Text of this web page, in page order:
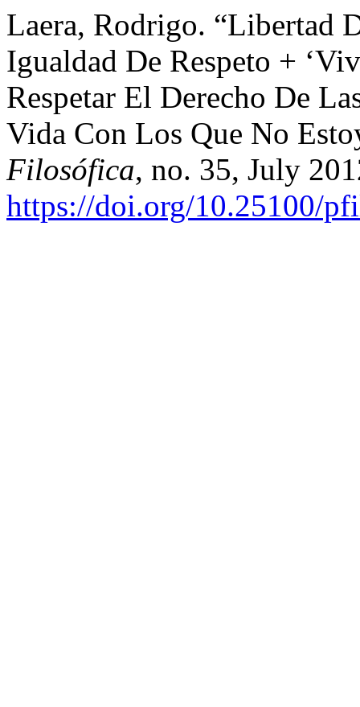
Laera, Rodrigo. “Libertad
Igualdad De Respeto +
Respetar El Derecho De
Vida Con Los Que No
Filosófica, no. 35, July
https://doi.org/10.25100/